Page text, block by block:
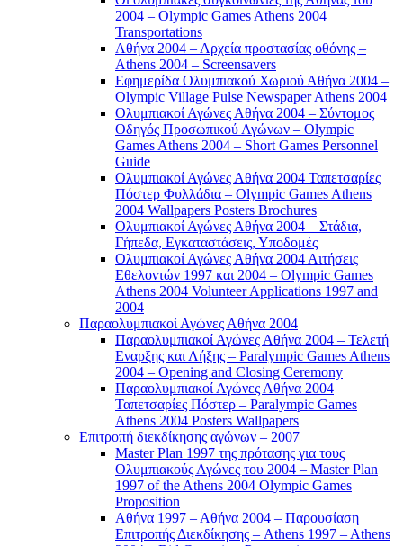
2004 – Olympic Games Athens 2004
Transportations
Αθήνα 2004 – Αρχεία προστασίας οθόνης –
Athens 2004 – Screensavers
Εφημερίδα Ολυμπιακού Χωριού Αθήνα 2004 –
Olympic Village Pulse Newspaper Athens 2004
Ολυμπιακοί Αγώνες Αθήνα 2004 – Σύντομος
Οδηγός Προσωπικού Αγώνων – Olympic
Games Athens 2004 – Short Games Personnel
Guide
Ολυμπιακοί Αγώνες Αθήνα 2004 Ταπετσαρίες
Πόστερ Φυλλάδια – Olympic Games Athens
2004 Wallpapers Posters Brochures
Ολυμπιακοί Αγώνες Αθήνα 2004 – Στάδια,
Γήπεδα, Εγκαταστάσεις, Υποδομές
Ολυμπιακοί Αγώνες Αθήνα 2004 Αιτήσεις
Εθελοντών 1997 και 2004 – Olympic Games
Athens 2004 Volunteer Applications 1997 and
2004
Παραολυμπιακοί Αγώνες Αθήνα 2004
Παραολυμπιακοί Αγώνες Αθήνα 2004 – Τελετή
Εναρξης και Λήξης – Paralympic Games Athens
2004 – Opening and Closing Ceremony
Παραολυμπιακοί Αγώνες Αθήνα 2004
Ταπετσαρίες Πόστερ – Paralympic Games
Athens 2004 Posters Wallpapers
Επιτροπή διεκδίκησης αγώνων – 2007
Master Plan 1997 της πρότασης για τους
Ολυμπιακούς Αγώνες του 2004 – Master Plan
1997 of the Athens 2004 Olympic Games
Proposition
Αθήνα 1997 – Αθήνα 2004 – Παρουσίαση
Επιτροπής Διεκδίκησης – Athens 1997 – Athens